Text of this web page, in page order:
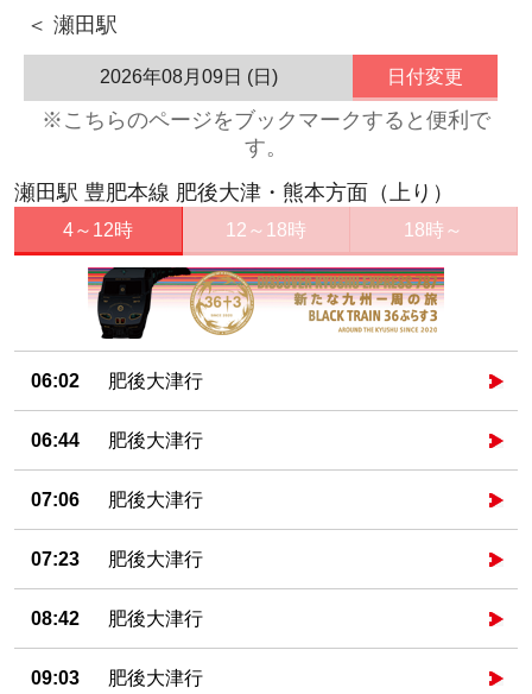
＜ 瀬田駅
2026年08月09日 (日) 日付変更
※こちらのページをブックマークすると便利で
す。
瀬田駅 豊肥本線 肥後大津・熊本方面（上り）
4～12時 12～18時 18時～
06:02 肥後大津行
06:44 肥後大津行
07:06 肥後大津行
07:23 肥後大津行
08:42 肥後大津行
09:03 肥後大津行